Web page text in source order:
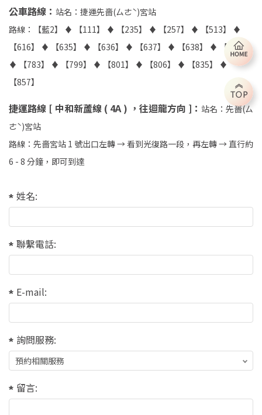
公車路線： 站名：捷運先嗇(ㄙㄜˋ)宮站
路線：【藍2】 ♦ 【111】 ♦ 【235】 ♦ 【257】 ♦ 【513】 ♦
【616】 ♦ 【635】 ♦ 【636】 ♦ 【637】 ♦ 【638】 ♦ 【639】
♦ 【783】 ♦ 【799】 ♦ 【801】 ♦ 【806】 ♦ 【835】 ♦
【857】
捷運路線 [ 中和新蘆線 ( 4A ) ，往迴龍方向 ]： 站名：先嗇(ㄙ
ㄜˋ)宮站
路線：先嗇宮站 1 號出口左轉 → 看到光復路一段，再左轉 → 直行約
6 - 8 分鐘，即可到達
姓名:
聯繫電話:
E-mail:
詢問服務:
留言: